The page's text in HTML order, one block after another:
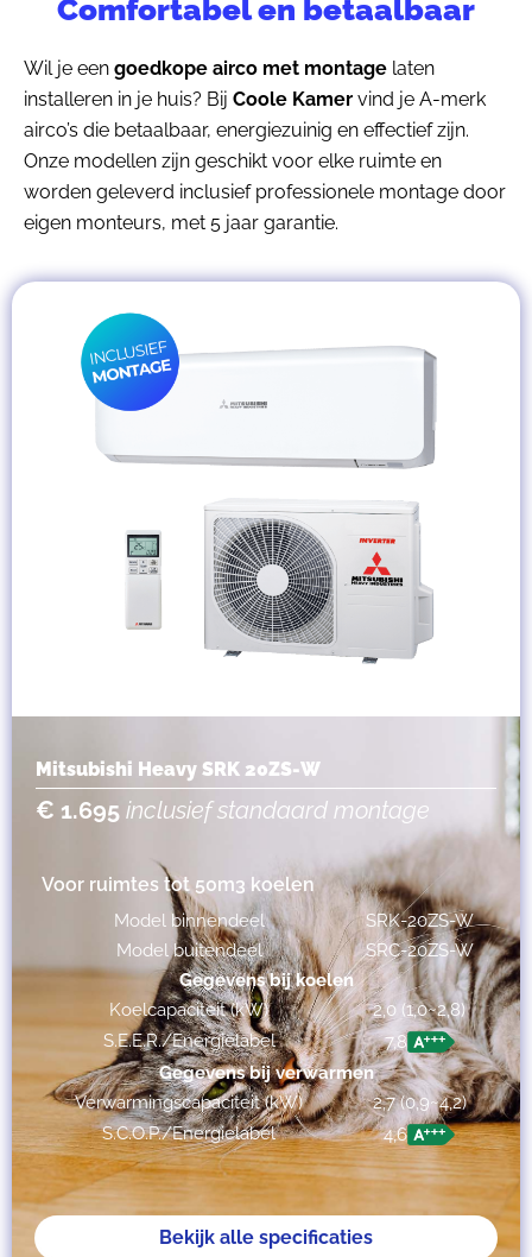
Comfortabel en betaalbaar
Wil je een goedkope airco met montage laten
installeren in je huis? Bij Coole Kamer vind je A-merk
airco’s die betaalbaar, energiezuinig en effectief zijn.
Onze modellen zijn geschikt voor elke ruimte en
worden geleverd inclusief professionele montage door
eigen monteurs, met 5 jaar garantie.
Mitsubishi Heavy SRK 20ZS-W
€ 1.695 inclusief standaard montage
Voor ruimtes tot 50m3 koelen
Model binnendeel
SRK-20ZS-W
Model buitendeel
SRC-20ZS-W
Gegevens bij koelen
Koelcapaciteit (kW)
2,0 (1,0~2,8)
S.E.E.R./Energielabel
7,8
Gegevens bij verwarmen
Verwarmingscapaciteit (kW)
2,7 (0,9~4,2)
S.C.O.P./Energielabel
4,6
Bekijk alle specificaties